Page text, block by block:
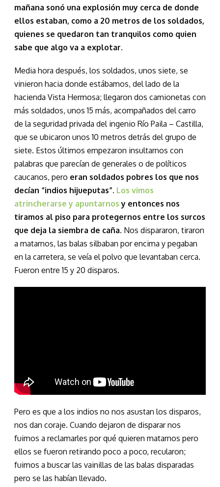
mañana sonó una explosión muy cerca de donde
ellos estaban, como a 20 metros de los soldados,
quienes se quedaron tan tranquilos como quien
sabe que algo va a explotar.
Media hora después, los soldados, unos siete, se
vinieron hacia donde estábamos, del lado de la
hacienda Vista Hermosa; llegaron dos camionetas con
más soldados, unos 15 más, acompañados del carro
de la seguridad privada del ingenio Río Paila – Castilla,
que se ubicaron unos 10 metros detrás del grupo de
siete. Estos últimos empezaron insultarnos con
palabras que parecían de generales o de políticos
caucanos, pero eran soldados pobres los que nos
decían “indios hijueputas”. Los vimos
atrincherarse y apuntarnos y entonces nos
tiramos al piso para protegernos entre los surcos
que deja la siembra de caña. Nos dispararon, tiraron
a matarnos, las balas silbaban por encima y pegaban
en la carretera, se veía el polvo que levantaban cerca.
Fueron entre 15 y 20 disparos.
Pero es que a los indios no nos asustan los disparos,
nos dan coraje. Cuando dejaron de disparar nos
fuimos a reclamarles por qué quieren matarnos pero
ellos se fueron retirando poco a poco, recularon;
fuimos a buscar las vainillas de las balas disparadas
pero se las habían llevado.